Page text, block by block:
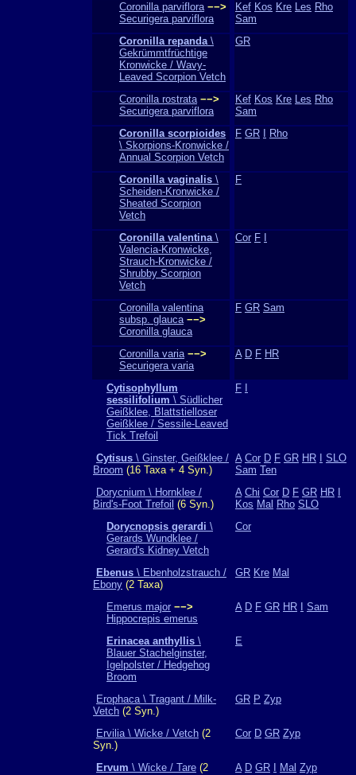
Coronilla parviflora −−>
Securigera parviflora
Kef Kos Kre Les Rho
Sam
Coronilla repanda\
Gekrümmtfrüchtige
Kronwicke / Wavy-
Leaved Scorpion Vetch
GR
Coronilla rostrata −−>
Securigera parviflora
Kef Kos Kre Les Rho
Sam
Coronilla scorpioides
\ Skorpions-Kronwicke /
Annual Scorpion Vetch
F GR Rho
Coronilla vaginalis \
Scheiden-Kronwicke /
Sheated Scorpion
Vetch
F
Coronilla valentina\
Valencia-Kronwicke,
Strauch-Kronwicke /
Shrubby Scorpion
Vetch
Cor F
Coronilla valentina
subsp. glauca −−>
Coronilla glauca
F GR Sam
Coronilla varia −−>
Securigera varia
A D F HR
Cytisophyllum
sessilifolium \ Südlicher
Geißklee, Blattstielloser
Geißklee / Sessile-Leaved
Tick Trefoil
F
Cytisus \ Ginster, Geißklee /
Broom (16 Taxa + 4 Syn.)
A Cor D F GR HR
SLO
Sam Ten
Dorycnium \ Hornklee /
Bird's-Foot Trefoil (6 Syn.)
A Chi Cor D F GR HR
Kos Mal Rho SLO
Dorycnopsis gerardi \
Gerards Wundklee /
Gerard's Kidney Vetch
Cor
Ebenus \ Ebenholzstrauch /
Ebony (2 Taxa)
GR Kre Mal
Emerus major −−>
Hippocrepis emerus
A D F GR HR Sam
Erinacea anthyllis \
Blauer Stachelginster,
Igelpolster / Hedgehog
Broom
E
Erophaca \ Tragant / Milk-
Vetch (2 Syn.)
GR P Zyp
Ervilia \ Wicke / Vetch (2
Syn.)
Cor D GR Zyp
Ervum \ Wicke / Tare (2
A D GR Mal Zyp